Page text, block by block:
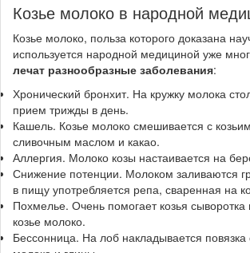
Козье молоко в народной
Козье молоко, польза которого доказана
используется народной медициной уже
лечат разнообразные заболевания:
Хронический бронхит. На кружку молока
прием трижды в день.
Кашель. Козье молоко смешивается с
сливочным маслом и какао.
Аллергия. Молоко козы настаивается на
Снижение потенции. Молоком заливаются
в пищу употребляется репа, сваренная на
Похмелье. Очень помогает козья
козье молоко.
Бессонница. На лоб накладывается